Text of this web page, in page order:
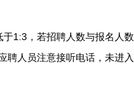
1:3，若招聘人数与报名人数
聘人员注意接听电话，未进入